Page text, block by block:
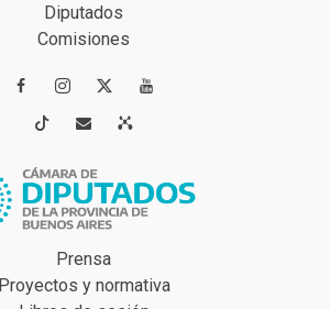
Diputados
Comisiones
 
 
Prensa
Proyectos y normativa